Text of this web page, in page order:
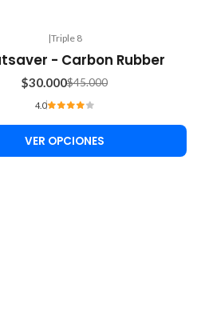
|Triple 8
- Carbon Rubber
$30.000$45.000
4.0
VER OPCIONES